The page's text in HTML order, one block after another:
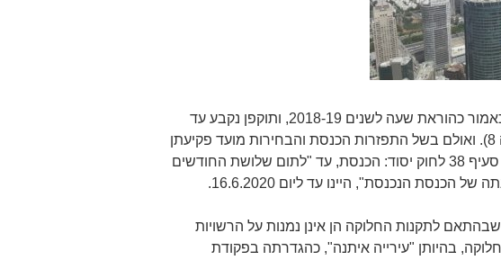
תקנות החלוקה הותקנו כאמור כהוראת שעה לשנים 2018-19, ותוקפן נקבע עד
ליום 31.12.2019 (תקנה 8). ואולם בשל התפזרות הכנסת והבחירות מועד פקיעתן
נדחה, בהתאם להוראת סעיף 38 לחוק יסוד: הכנסת, עד "לתום שלושת החודשים
הכנסת הנכנסת", היינו עד ליום 16.6.2020.
לתקנות החלוקה הן אינן נמנות על הרשויות
בהיותן "עירייה איתנה", כהגדרתה בפקודת